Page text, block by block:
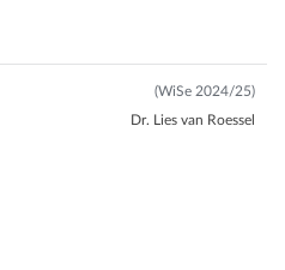
(WiSe 2024/25)
Dr. Lies van Roessel